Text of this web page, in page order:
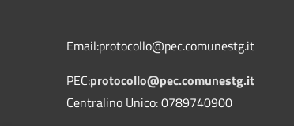
Email:protocollo@pec.comunestg.it
PEC:protocollo@pec.comunestg.it
Centralino Unico: 0789740900